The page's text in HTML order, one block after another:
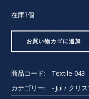
在庫1個
ご
飯・
お買い物カゴに追加
商品コード:
Textile-043
カテゴリー:
- Jul / クリ